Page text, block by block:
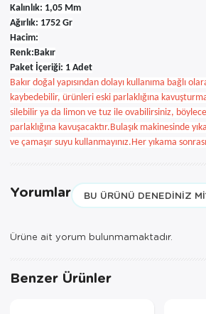
Kalınlık: 1,05 Mm
Ağırlık: 1752 Gr
Hacim:
Renk:Bakır
Paket İçeriği: 1 Adet
Bakır doğal yapısından dolayı kullanıma bağlı
kaybedebilir, ürünleri eski parlaklığına
silebilir ya da limon ve tuz ile ovabilirsiniz,
parlaklığına kavuşacaktır.Bulaşık makinesinde
ve çamaşır suyu kullanmayınız.Her yıkama
Yorumlar BU ÜRÜNÜ DENEDINIZ
Ürüne ait yorum bulunmamaktadır.
Benzer Ürünler